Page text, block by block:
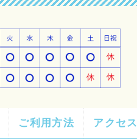
ご利用方法 アクセス